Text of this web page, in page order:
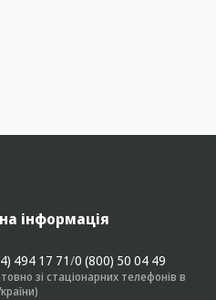
інформація
494 17 71/0 (800) 50 04 49
зі стаціонарних телефонів в